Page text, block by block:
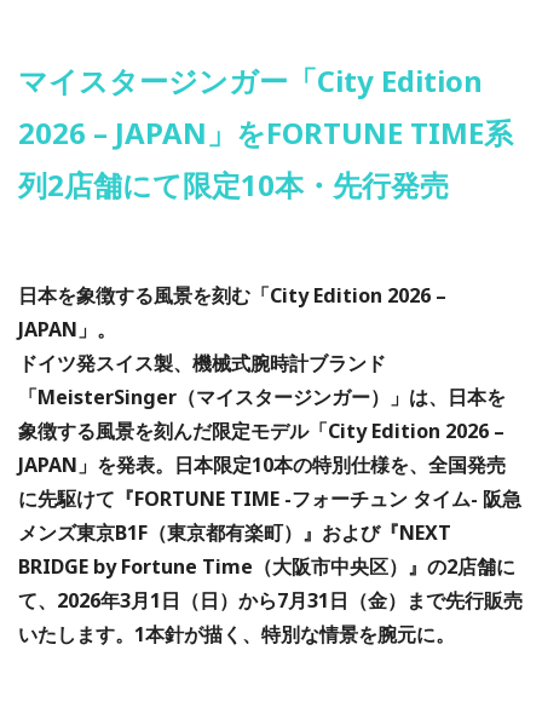
マイスタージンガー「City Edition
2026 – JAPAN」をFORTUNE TIME系
列2店舗にて限定10本・先行発売
日本を象徴する風景を刻む「City Edition 2026 –
JAPAN」。
ドイツ発スイス製、機械式腕時計ブランド
「MeisterSinger（マイスタージンガー）」は、日本を
象徴する風景を刻んだ限定モデル「City Edition 2026 –
JAPAN」を発表。日本限定10本の特別仕様を、全国発売
に先駆けて『FORTUNE TIME -フォーチュン タイム- 阪急
メンズ東京B1F（東京都有楽町）』および『NEXT
BRIDGE by Fortune Time（大阪市中央区）』の2店舗に
て、2026年3月1日（日）から7月31日（金）まで先行販売
いたします。1本針が描く、特別な情景を腕元に。